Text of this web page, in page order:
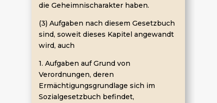
die Geheimnischarakter haben.
(3) Aufgaben nach diesem Gesetzbuch
sind, soweit dieses Kapitel angewandt
wird, auch
1. Aufgaben auf Grund von
Verordnungen, deren
Ermächtigungsgrundlage sich im
Sozialgesetzbuch befindet,